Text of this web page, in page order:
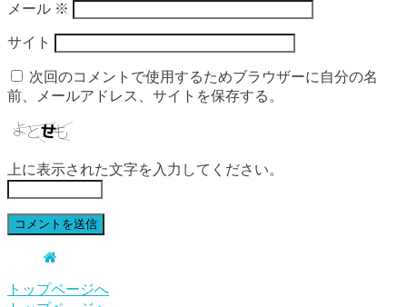
メール ※
サイト
次回のコメントで使用するためブラウザーに自分の名
前、メールアドレス、サイトを保存する。
上に表示された文字を入力してください。
トップページへ